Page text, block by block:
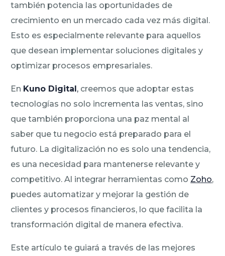
también potencia las oportunidades de
crecimiento en un mercado cada vez más digital.
Esto es especialmente relevante para aquellos
que desean implementar soluciones digitales y
optimizar procesos empresariales.
En Kuno Digital , creemos que adoptar estas
tecnologías no solo incrementa las ventas, sino
que también proporciona una paz mental al
saber que tu negocio está preparado para el
futuro. La digitalización no es solo una tendencia,
es una necesidad para mantenerse relevante y
competitivo. Al integrar herramientas como Zoho,
puedes automatizar y mejorar la gestión de
clientes y procesos financieros, lo que facilita la
transformación digital de manera efectiva.
Este artículo te guiará a través de las mejores